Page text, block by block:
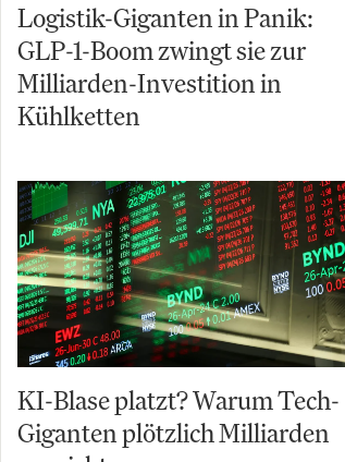
Logistik-Giganten in Panik:
GLP-1-Boom zwingt sie zur
Milliarden-Investition in
Kühlketten
KI-Blase platzt? Warum Tech-
Giganten plötzlich Milliarden